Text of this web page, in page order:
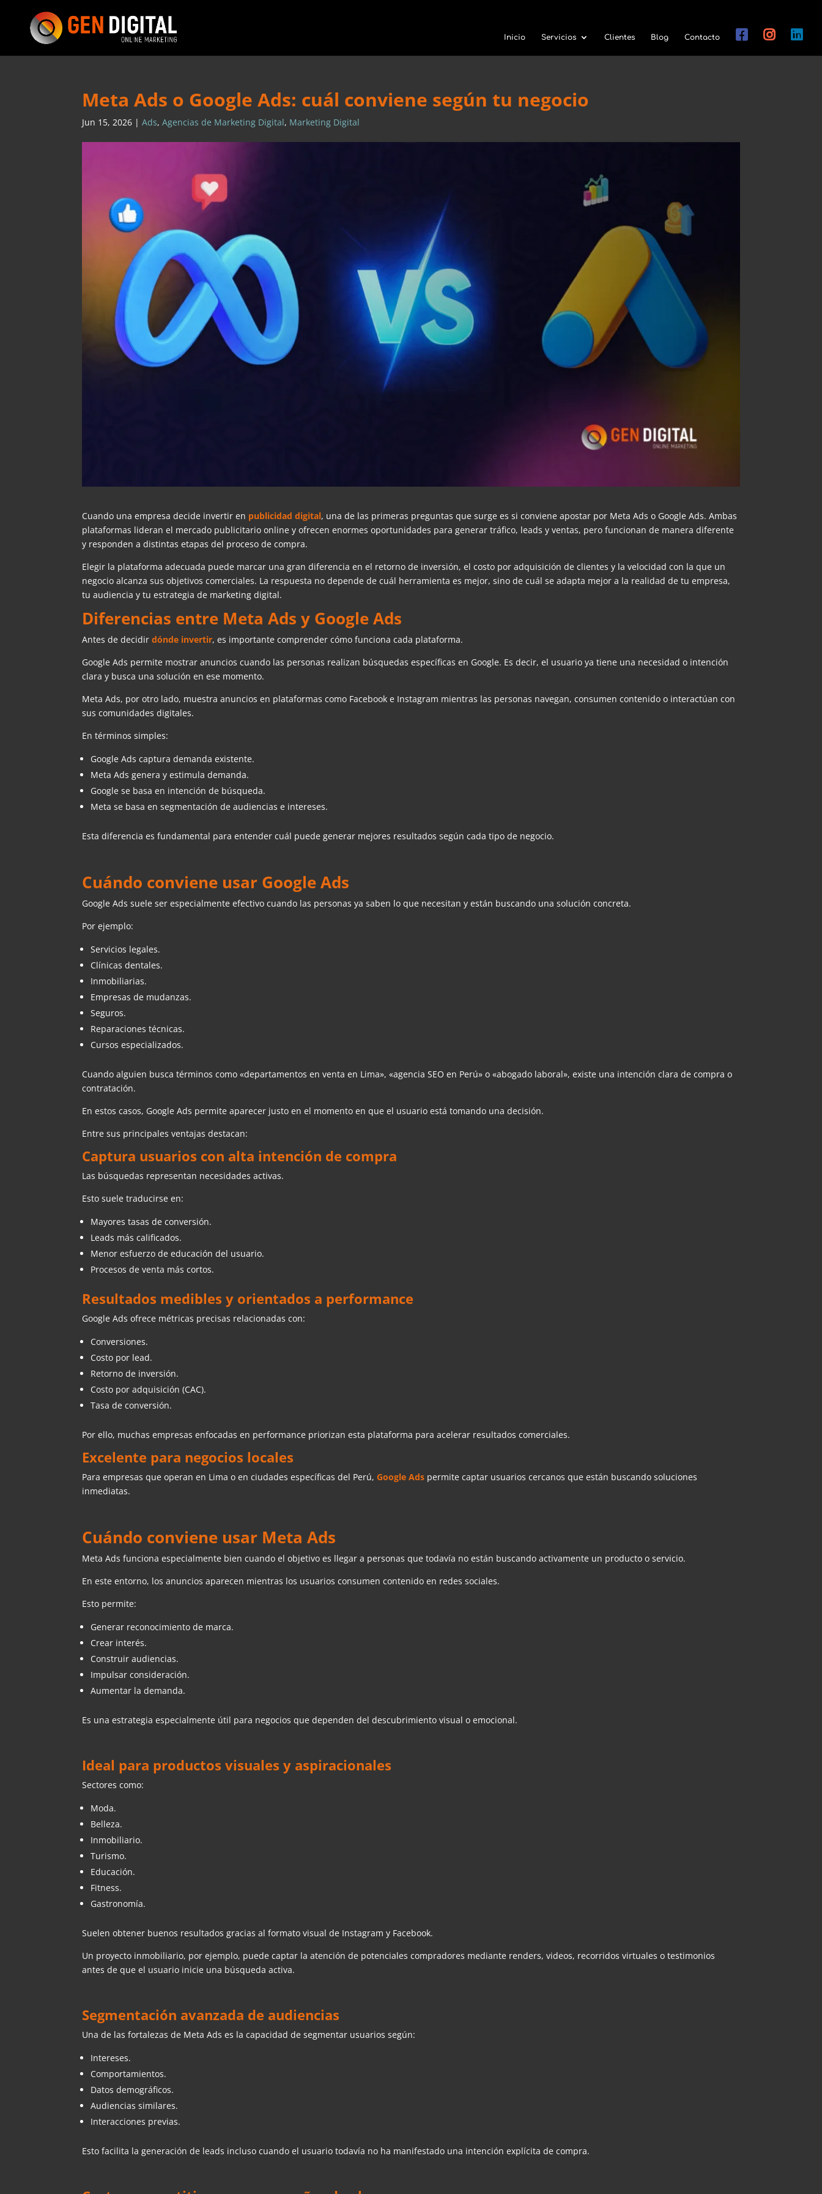
Inicio Servicios Clientes Blog Contacto
Meta Ads o Google Ads: cuál conviene según tu negocio
Jun 15, 2026 |Ads,Agencias de Marketing Digital, Marketing Digital
Cuando una empresa decide invertir en publicidad digital, una de las primeras preguntas que surge es si conviene apostar por Meta Ads o Google Ads. Ambas
plataformas lideran el mercado publicitario online y ofrecen enormes oportunidades para generar tráfico, leads y ventas, pero funcionan de manera diferente
y responden a distintas etapas del proceso de compra.
Elegir la plataforma adecuada puede marcar una gran diferencia en el retorno de inversión, el costo por adquisición de clientes y la velocidad con la que un
negocio alcanza sus objetivos comerciales. La respuesta no depende de cuál herramienta es mejor, sino de cuál se adapta mejor a la realidad de tu empresa,
tu audiencia y tu estrategia de marketing digital.
Diferencias entre Meta Ads y Google Ads
Antes de decidirdónde invertir, es importante comprender cómo funciona cada plataforma.
Google Ads permite mostrar anuncios cuando las personas realizan búsquedas específicas en Google. Es decir, el usuario ya tiene una necesidad o intención
clara y busca una solución en ese momento.
Meta Ads, por otro lado, muestra anuncios en plataformas como Facebook e Instagram mientras las personas navegan, consumen contenido o interactúan con
sus comunidades digitales.
En términos simples:
Google Ads captura demanda existente.
Meta Ads genera y estimula demanda.
Google se basa en intención de búsqueda.
Meta se basa en segmentación de audiencias e intereses.
Esta diferencia es fundamental para entender cuál puede generar mejores resultados según cada tipo de negocio.
Cuándo conviene usar Google Ads
Google Ads suele ser especialmente efectivo cuando las personas ya saben lo que necesitan y están buscando una solución concreta.
Por ejemplo:
Servicios legales.
Clínicas dentales.
Inmobiliarias.
Empresas de mudanzas.
Seguros.
Reparaciones técnicas.
Cursos especializados.
Cuando alguien busca términos como «departamentos en venta en Lima», «agencia SEO en Perú» o «abogado laboral», existe una intención clara de compra o
contratación.
En estos casos, Google Ads permite aparecer justo en el momento en que el usuario está tomando una decisión.
Entre sus principales ventajas destacan:
Captura usuarios con alta intención de compra
Las búsquedas representan necesidades activas.
Esto suele traducirse en:
Mayores tasas de conversión.
Leads más calificados.
Menor esfuerzo de educación del usuario.
Procesos de venta más cortos.
Resultados medibles y orientados a performance
Google Ads ofrece métricas precisas relacionadas con:
Conversiones.
Costo por lead.
Retorno de inversión.
Costo por adquisición (CAC).
Tasa de conversión.
Por ello, muchas empresas enfocadas en performance priorizan esta plataforma para acelerar resultados comerciales.
Excelente para negocios locales
Para empresas que operan en Lima o en ciudades específicas del Perú,Google Ads permite captar usuarios cercanos que están buscando soluciones
inmediatas.
Cuándo conviene usar Meta Ads
Meta Ads funciona especialmente bien cuando el objetivo es llegar a personas que todavía no están buscando activamente un producto o servicio.
En este entorno, los anuncios aparecen mientras los usuarios consumen contenido en redes sociales.
Esto permite:
Generar reconocimiento de marca.
Crear interés.
Construir audiencias.
Impulsar consideración.
Aumentar la demanda.
Es una estrategia especialmente útil para negocios que dependen del descubrimiento visual o emocional.
Ideal para productos visuales y aspiracionales
Sectores como:
Moda.
Belleza.
Inmobiliario.
Turismo.
Educación.
Fitness.
Gastronomía.
Suelen obtener buenos resultados gracias al formato visual de Instagram y Facebook.
Un proyecto inmobiliario, por ejemplo, puede captar la atención de potenciales compradores mediante renders, videos, recorridos virtuales o testimonios
antes de que el usuario inicie una búsqueda activa.
Segmentación avanzada de audiencias
Una de las fortalezas de Meta Ads es la capacidad de segmentar usuarios según:
Intereses.
Comportamientos.
Datos demográficos.
Audiencias similares.
Interacciones previas.
Esto facilita la generación de leads incluso cuando el usuario todavía no ha manifestado una intención explícita de compra.